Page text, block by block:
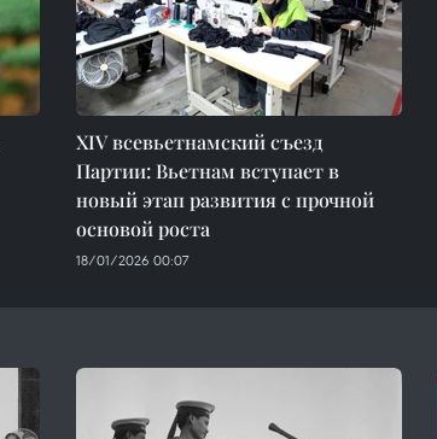
XIV всевьетнамский съезд
Партии: Вьетнам вступает в
новый этап развития с прочной
основой роста
18/01/2026 00:07